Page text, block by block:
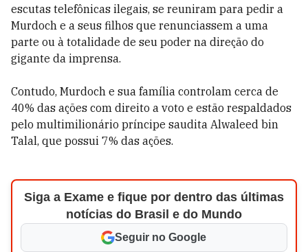
escutas telefônicas ilegais, se reuniram para pedir a
Murdoch e a seus filhos que renunciassem a uma
parte ou à totalidade de seu poder na direção do
gigante da imprensa.
Contudo, Murdoch e sua família controlam cerca de
40% das ações com direito a voto e estão respaldados
pelo multimilionário príncipe saudita Alwaleed bin
Talal, que possui 7% das ações.
Siga a Exame e fique por dentro das últimas
notícias do Brasil e do Mundo
Seguir no Google